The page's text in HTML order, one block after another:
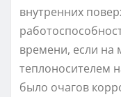
внутренних
времени, если на
теплоносителем
было очагов